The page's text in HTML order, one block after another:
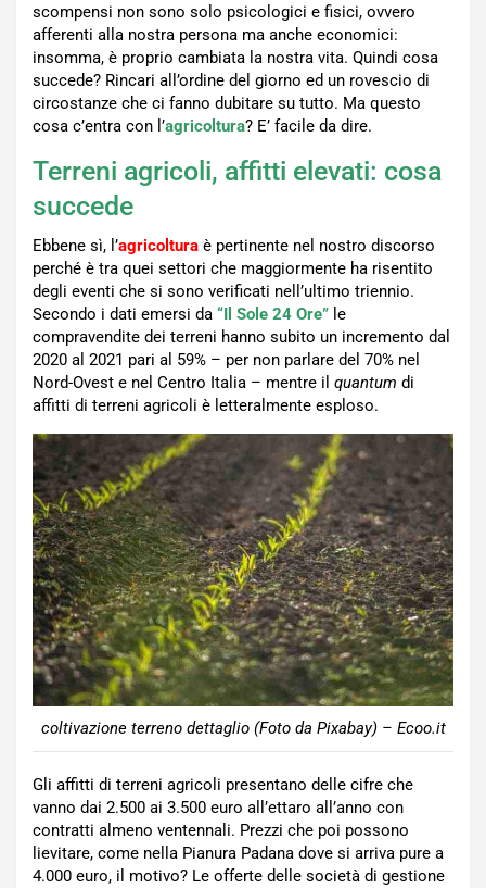
scompensi non sono solo psicologici e fisici, ovvero
afferenti alla nostra persona ma anche economici:
insomma, è proprio cambiata la nostra vita. Quindi cosa
succede? Rincari all’ordine del giorno ed un rovescio di
circostanze che ci fanno dubitare su tutto. Ma questo
cosa c’entra con l’agricoltura? E’ facile da dire.
Terreni agricoli, affitti elevati: cosa
succede
Ebbene sì, l’agricoltura è pertinente nel nostro discorso
perché è tra quei settori che maggiormente ha risentito
degli eventi che si sono verificati nell’ultimo triennio.
Secondo i dati emersi da “Il Sole 24 Ore” le
compravendite dei terreni hanno subito un incremento dal
2020 al 2021 pari al 59% – per non parlare del 70% nel
Nord-Ovest e nel Centro Italia – mentre il quantum di
affitti di terreni agricoli è letteralmente esploso.
coltivazione terreno dettaglio (Foto da Pixabay) – Ecoo.it
Gli affitti di terreni agricoli presentano delle cifre che
vanno dai 2.500 ai 3.500 euro all’ettaro all’anno con
contratti almeno ventennali. Prezzi che poi possono
lievitare, come nella Pianura Padana dove si arriva pure a
4.000 euro, il motivo? Le offerte delle società di gestione